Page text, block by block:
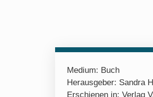
Medium: Buch
Herausgeber: Sandra
Erschienen in: Verlag